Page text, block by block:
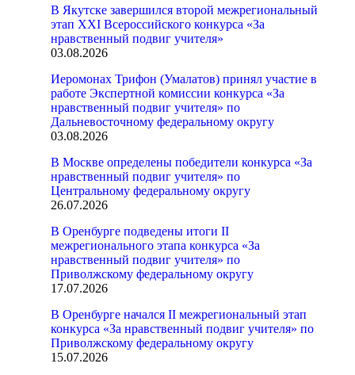
В Якутске завершился второй межрегиональный
этап XXI Всероссийского конкурса «За
нравственный подвиг учителя»
03.08.2026
Иеромонах Трифон (Умалатов) принял участие в
работе Экспертной комиссии конкурса «За
нравственный подвиг учителя» по
Дальневосточному федеральному округу
03.08.2026
В Москве определены победители конкурса «За
нравственный подвиг учителя» по
Центральному федеральному округу
26.07.2026
В Оренбурге подведены итоги II
межрегионального этапа конкурса «За
нравственный подвиг учителя» по
Приволжскому федеральному округу
17.07.2026
В Оренбурге начался II межрегиональный этап
конкурса «За нравственный подвиг учителя» по
Приволжскому федеральному округу
15.07.2026